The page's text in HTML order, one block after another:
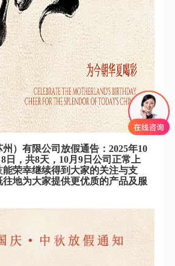
）有限公司放假通告：2025年10
8日，共8天，10月9日公司正常上
能荣幸继续得到大家的关注与支
地为大家提供更优质的产品及服